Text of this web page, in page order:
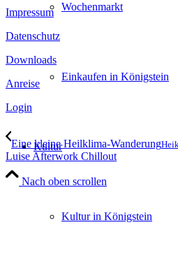
Wochenmarkt
Einkaufen in Königstein
Kultur
Kultur in Königstein
Impressum
Datenschutz
Downloads
Anreise
Login
Eine kleine Heilklima-Wanderung
Luise Afterwork Chillout
Nach oben scrollen